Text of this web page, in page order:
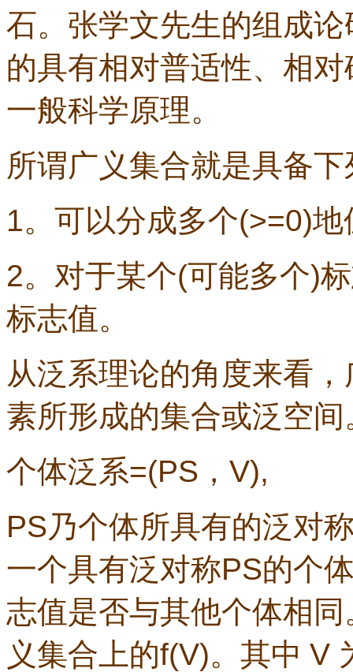
石。张学文先生的组成
的具有相对普适性、相
一般科学原理。
所谓广义集合就是具备
1。可以分成多个(>=0)地
2。对于某个(可能多个)
标志值。
从泛系理论的角度来看
素所形成的集合或泛空间
个体泛系=(PS ， V),
PS乃个体所具有的泛对
一个具有泛对称PS的个
志值是否与其他个体相
义集合上的f(V)。其中 V